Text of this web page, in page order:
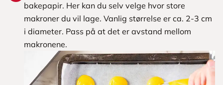
bakepapir. Her kan du selv velge hvor store
makroner du vil lage. Vanlig størrelse er ca. 2-3 cm
i diameter. Pass på at det er avstand mellom
makronene.